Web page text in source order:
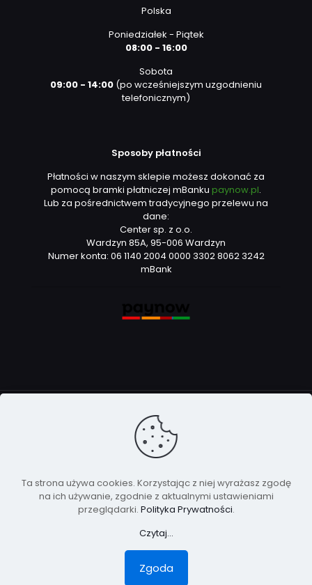
Polska
Poniedziałek - Piątek
08:00 - 16:00
Sobota
09:00 - 14:00 (po wcześniejszym uzgodnieniu
telefonicznym)
Sposoby płatności
Płatności w naszym sklepie możesz dokonać za
pomocą bramki płatniczej mBanku paynow.pl.
Lub za pośrednictwem tradycyjnego przelewu na
dane:
Center sp. z o.o.
Wardzyn 85A, 95-006 Wardzyn
Numer konta: 06 1140 2004 0000 3302 8062 3242
mBank
© 2022 sklep zbudowany przez
Wszystkie prawa zastrzeżone
Ta strona używa cookies. Korzystając z niej wyrażasz zgodę
na ich używanie, zgodnie z aktualnymi ustawieniami
przeglądarki. Polityka Prywatności.
Czytaj...
Zgoda
Polski